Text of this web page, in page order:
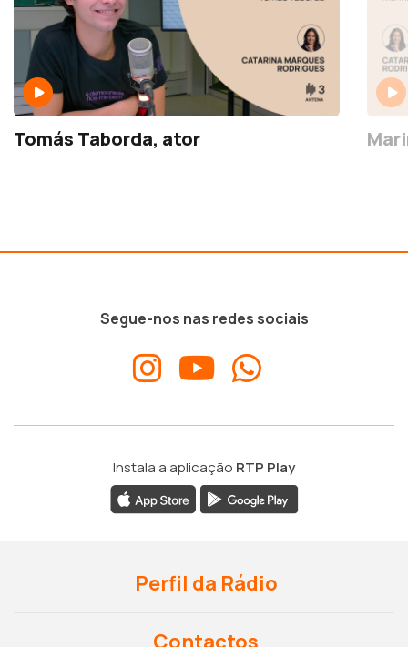
Tomás Taborda, ator
Segue-nos nas redes sociais
Instala a aplicação RTP Play
Perfil da Rádio
Contactos